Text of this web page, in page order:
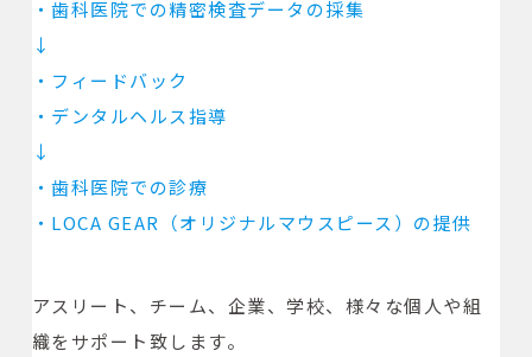
・歯科医院での精密検査データの採集
↓
・ フィードバック
・デンタルヘルス指導
↓
・歯科医院での診療
・LOCA GEAR（オリジナルマウスピース）の提供
アスリート、チーム、企業、学校、様々な個人や組
織をサポート致します。